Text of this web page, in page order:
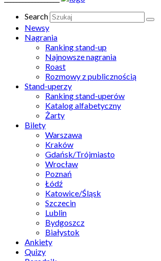
Search
Newsy
Nagrania
Ranking stand-up
Najnowsze nagrania
Roast
Rozmowy z publicznością
Stand-uperzy
Ranking stand-uperów
Katalog alfabetyczny
Żarty
Bilety
Warszawa
Kraków
Gdańsk/Trójmiasto
Wrocław
Poznań
Łódź
Katowice/Śląsk
Szczecin
Lublin
Bydgoszcz
Białystok
Ankiety
Quizy